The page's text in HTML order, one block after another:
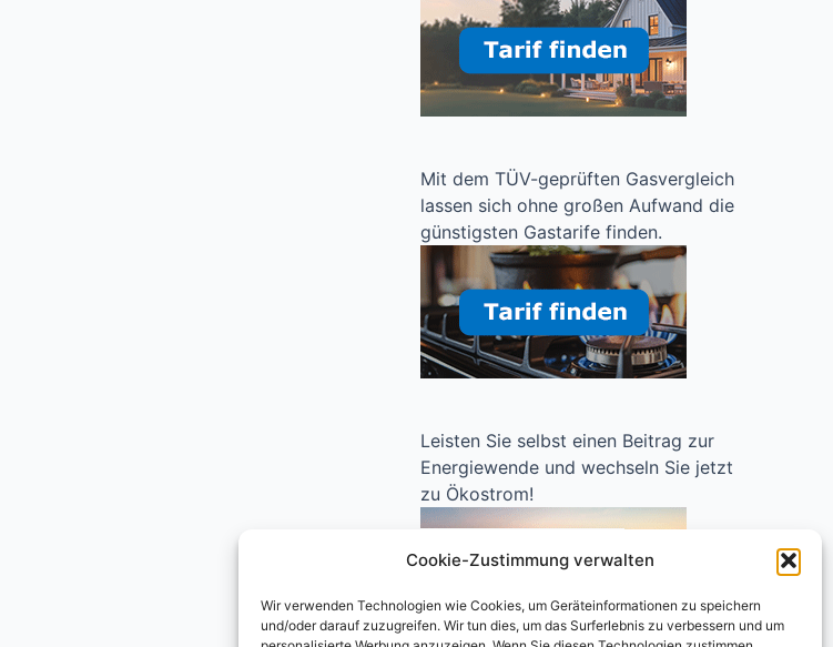
Cookie-Zustimmung verwalten
Wir verwenden Technologien wie Cookies, um Geräteinformationen zu speichern
und/oder darauf zuzugreifen. Wir tun dies, um das Surferlebnis zu verbessern und um
Mit dem TÜV-geprüften Gasvergleich
lassen sich ohne großen Aufwand die
günstigsten Gastarife finden.
Leisten Sie selbst einen Beitrag zur
Energiewende und wechseln Sie jetzt
zu Ökostrom!